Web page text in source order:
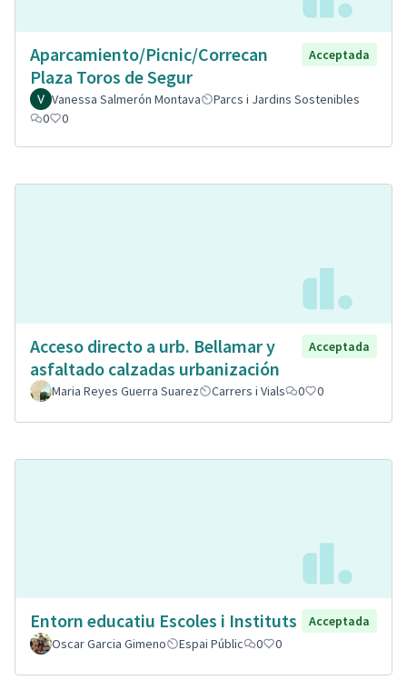
Aparcamiento/Picnic/Correcan
Plaza Toros de Segur
Acceptada
Vanessa Salmerón Montava
Parcs i Jardins Sostenibles
0
0
Acceso directo a urb. Bellamar y
asfaltado calzadas urbanización
Acceptada
Maria Reyes Guerra Suarez Carrers i Vials 0 0
Entorn educatiu Escoles i Instituts
Acceptada
Oscar Garcia Gimeno
Espai Públic 0 0